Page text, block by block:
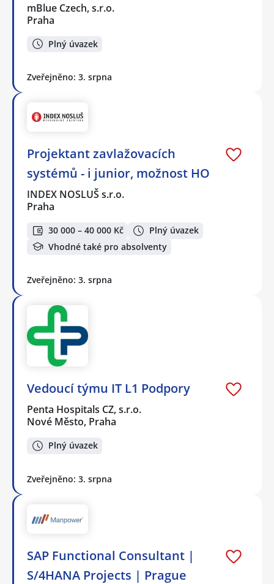
mBlue Czech, s.r.o.
Praha
Plný úvazek
Zveřejněno: 3. srpna
Projektant zavlažovacích
systémů - i junior, možnost HO
INDEX NOSLUŠ s.r.o.
Praha
30 000 – 40 000 Kč
Plný úvazek
Vhodné také pro absolventy
Zveřejněno: 3. srpna
Vedoucí týmu IT L1 Podpory
Penta Hospitals CZ, s.r.o.
Nové Město, Praha
Plný úvazek
Zveřejněno: 3. srpna
SAP Functional Consultant |
S/4HANA Projects | Prague